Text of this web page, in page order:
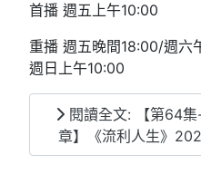
首播 週五上午10:00
重播 週五晚間18:00/週
週日上午10:00
閱讀全文: 【第64集
章】《流利人生》